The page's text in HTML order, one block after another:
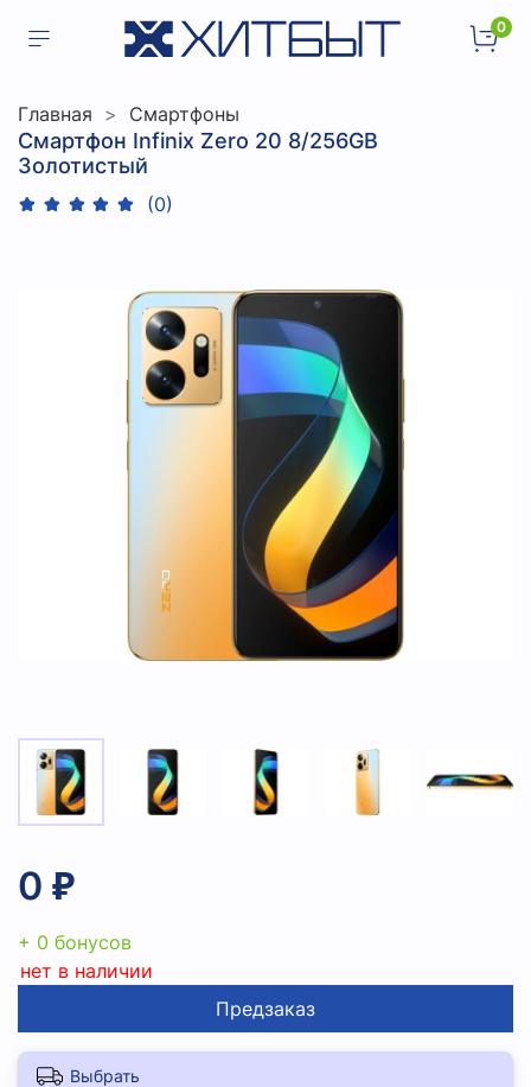
0
Главная Смартфоны
Смартфон Infinix Zero 20 8/256GB
Золотистый
(0)
0 ₽
+ 0 бонусов
нет в наличии
Предзаказ
Выбрать